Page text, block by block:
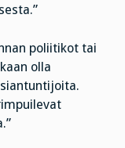
poliitikot tai
olla